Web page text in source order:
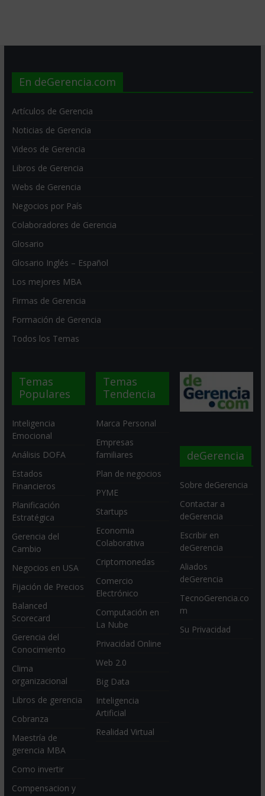
En deGerencia.com
Artículos de Gerencia
Noticias de Gerencia
Videos de Gerencia
Libros de Gerencia
Webs de Gerencia
Negocios por País
Colaboradores de Gerencia
Glosario
Glosario Inglés – Español
Los mejores MBA
Firmas de Gerencia
Formación de Gerencia
Todos los Temas
Temas
Populares
Inteligencia
Emocional
Análisis DOFA
Estados
Financieros
Planificación
Estratégica
Gerencia del
Cambio
Negocios en USA
Fijación de Precios
Balanced
Scorecard
Gerencia del
Conocimiento
Clima
organizacional
Libros de gerencia
Cobranza
Maestría de
gerencia MBA
Como invertir
Compensacion y
Temas
Tendencia
Marca Personal
Empresas
familiares
Plan de negocios
PYME
Startups
Economia
Colaborativa
Criptomonedas
Comercio
Electrónico
Computación en
La Nube
Privacidad Online
Web 2.0
Big Data
Inteligencia
Artificial
Realidad Virtual
deGerencia
Sobre deGerencia
Contactar a
deGerencia
Escribir en
deGerencia
Aliados
deGerencia
TecnoGerencia.co
m
Su Privacidad